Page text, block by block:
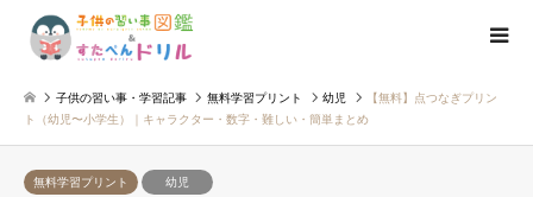
子供の習い事・学習記事 無料学習プリント 幼児
【無料】点つなぎプリン
ト（幼児〜小学生）｜キャラクター・数字・難しい・簡単まとめ
無料学習プリント 幼児